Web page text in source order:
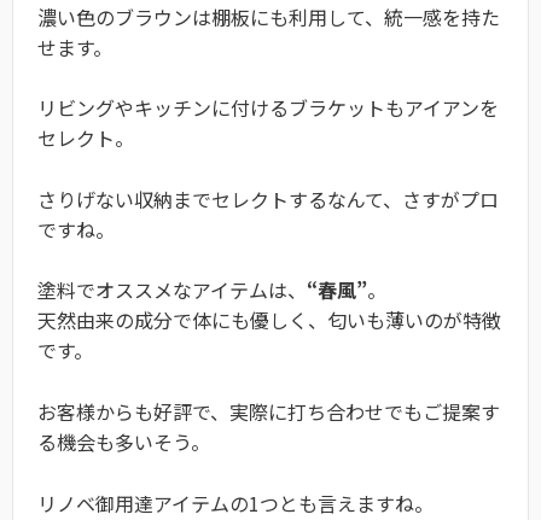
濃い色のブラウンは棚板にも利用して、統一感を持た
せます。
リビングやキッチンに付けるブラケットもアイアンを
セレクト。
さりげない収納までセレクトするなんて、さすがプロ
ですね。
塗料でオススメなアイテムは、 “春風”。
天然由来の成分で体にも優しく、匂いも薄いのが特徴
です。
お客様からも好評で、実際に打ち合わせでもご提案す
る機会も多いそう。
リノベ御用達アイテムの1つとも言えますね。